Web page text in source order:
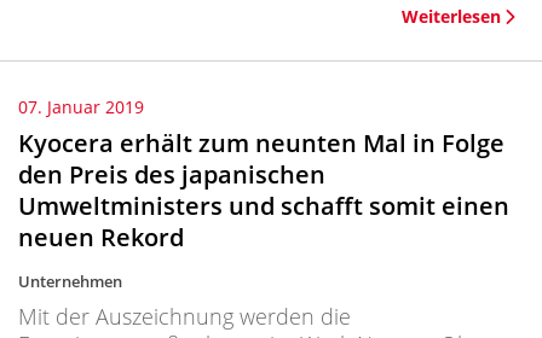
Weiterlesen
07. Januar 2019
Kyocera erhält zum neunten Mal in Folge
den Preis des japanischen
Umweltministers und schafft somit einen
neuen Rekord
Unternehmen
Mit der Auszeichnung werden die